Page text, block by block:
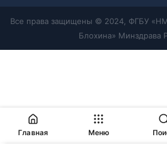
Все права защищены © 2024, ФГБУ
Блохина» Минздрава
Главная Меню